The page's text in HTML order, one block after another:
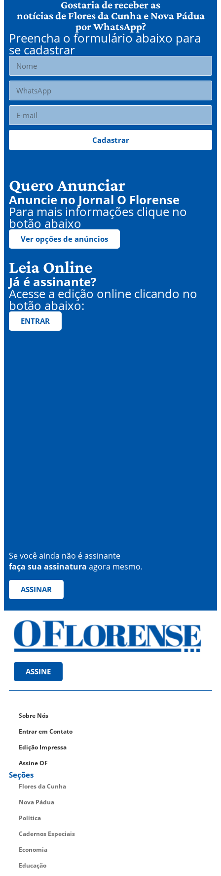
Gostaria de receber as
notícias de Flores da Cunha e Nova Pádua
por WhatsApp?
Preencha o formulário abaixo para
se cadastrar
Cadastrar
Quero Anunciar
Anuncie no Jornal O Florense
Para mais informações clique no
botão abaixo
Ver opções de anúncios
Leia Online
Já é assinante?
Acesse a edição online clicando no
botão abaixo:
ENTRAR
Se você ainda não é assinante
faça sua assinatura agora mesmo.
ASSINAR
ASSINE
Sobre Nós
Entrar em Contato
Edição Impressa
Assine OF
Seções
Flores da Cunha
Nova Pádua
Política
Cadernos Especiais
Economia
Educação